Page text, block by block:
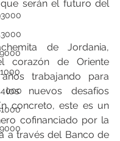
serán el futuro del
de Jordania,
corazón de Oriente
trabajando para
nuevos desafíos
concreto, este es un
cofinanciado por la
a través del Banco de